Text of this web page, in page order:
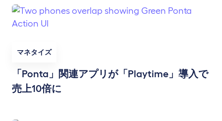
マネタイズ
「Ponta」関連アプリが「Playtime」導入で
売上10倍に